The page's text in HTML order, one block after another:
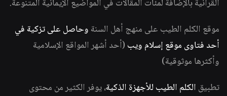
القرآنية بالإضافة لمئات المقالات في المواضيع الإيمانية المتنوعة.
موقع الكلم الطيب على منهج أهل السنة وحاصل على تزكية في
أحد فتاوى موقع إسلام ويب (أحد أشهر المواقع الإسلامية
وأكثرها موثوقية)
تطبيق الكلم الطيب للأجهزة الذكية، يوفر الكثير من محتوى